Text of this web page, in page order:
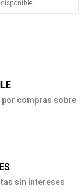
disponible
por compras sobre
sin intereses